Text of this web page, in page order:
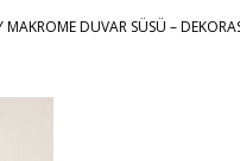
MAKROME DUVAR SÜSÜ –